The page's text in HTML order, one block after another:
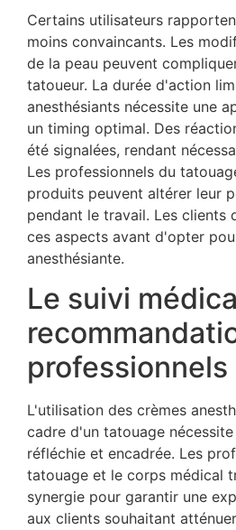
Certains utilisateurs
moins convaincants. Les
de la peau peuvent
tatoueur. La durée d'action
anesthésiants nécessite une
un timing optimal. Des
été signalées, rendant
Les professionnels du
produits peuvent altérer leur
pendant le travail. Les clients
ces aspects avant d'opter
anesthésiante.
Le suivi
professionnels
L'utilisation des crèmes
cadre d'un tatouage
réfléchie et encadrée. Les
tatouage et le corps médical
synergie pour garantir une
aux clients souhaitant